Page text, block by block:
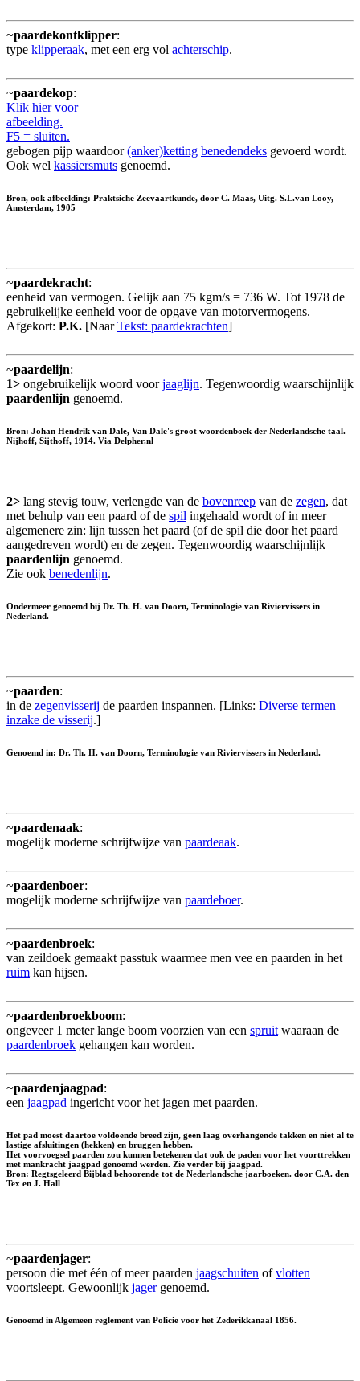
~paardekontklipper:
type klipperaak, met een erg vol achterschip.
~paardekop:
Klik hier voor
afbeelding.
F5 = sluiten.
gebogen pijp waardoor(anker)ketting benedendeks gevoerd wordt.
Ook wel kassiersmuts genoemd.
Bron, ook afbeelding: Praktsiche Zeevaartkunde, door C. Maas, Uitg. S.L.van Looy,
Amsterdam, 1905
~paardekracht:
eenheid van vermogen. Gelijk aan 75 kgm/s = 736 W. Tot 1978 de
gebruikelijke eenheid voor de opgave van motorvermogens.
Afgekort: P.K. [NaarTekst: paardekrachten]
~paardelijn:
1> ongebruikelijk woord voorjaaglijn. Tegenwoordig waarschijnlijk
paardenlijn genoemd.
Bron: Johan Hendrik van Dale, Van Dale's groot woordenboek der Nederlandsche taal.
Nijhoff, Sijthoff, 1914. Via Delpher.nl
2> lang stevig touw, verlengde van de bovenreep van de zegen, dat
met behulp van een paard of de spil ingehaald wordt of in meer
algemenere zin: lijn tussen het paard (of de spil die door het paard
aangedreven wordt) en de zegen. Tegenwoordig waarschijnlijk
paardenlijn genoemd.
Zie ook benedenlijn.
Ondermeer genoemd bij Dr. Th. H. van Doorn, Terminologie van Riviervissers in
Nederland.
~paarden:
in de zegenvisserij de paarden inspannen. [Links: Diverse termen
inzake de visserij.]
Genoemd in: Dr. Th. H. van Doorn, Terminologie van Riviervissers in Nederland.
~paardenaak:
mogelijk moderne schrijfwijze van paardeaak.
~paardenboer:
mogelijk moderne schrijfwijze van paardeboer.
~paardenbroek:
van zeildoek gemaakt passtuk waarmee men vee en paarden in het
ruim kan hijsen.
~paardenbroekboom:
ongeveer 1 meter lange boom voorzien van een spruit waaraan de
paardenbroek gehangen kan worden.
~paardenjaagpad:
een jaagpad ingericht voor het jagen met paarden.
Het pad moest daartoe voldoende breed zijn, geen laag overhangende takken en niet al te
lastige afsluitingen (hekken) en bruggen hebben.
Het voorvoegsel paarden zou kunnen betekenen dat ook de paden voor het voorttrekken
met mankracht jaagpad genoemd werden. Zie verder bij jaagpad.
Bron: Regtsgeleerd Bijblad behoorende tot de Nederlandsche jaarboeken. door C.A. den
Tex en J. Hall
~paardenjager:
persoon die met één of meer paarden jaagschuiten ofvlotten
voortsleept. Gewoonlijk jagergenoemd.
Genoemd in Algemeen reglement van Policie voor het Zederikkanaal 1856.